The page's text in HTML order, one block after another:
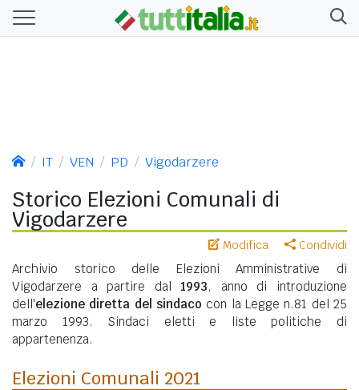
IT VEN PD Vigodarzere
Storico Elezioni Comunali di
Vigodarzere
Modifica Condividi
Archivio storico delle Elezioni Amministrative di
Vigodarzere a partire dal1993, anno di introduzione
dell'elezione diretta del sindaco con la Legge n.81 del 25
marzo 1993. Sindaci eletti e liste politiche di
appartenenza.
Elezioni Comunali 2021